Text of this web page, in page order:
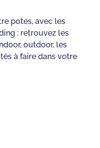
potes, avec les
: retrouvez les
outdoor, les
à faire dans votre